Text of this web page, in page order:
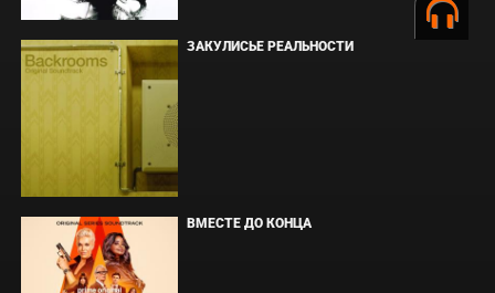
ЗАКУЛИСЬЕ РЕАЛЬНОСТИ
ВМЕСТЕ ДО КОНЦА